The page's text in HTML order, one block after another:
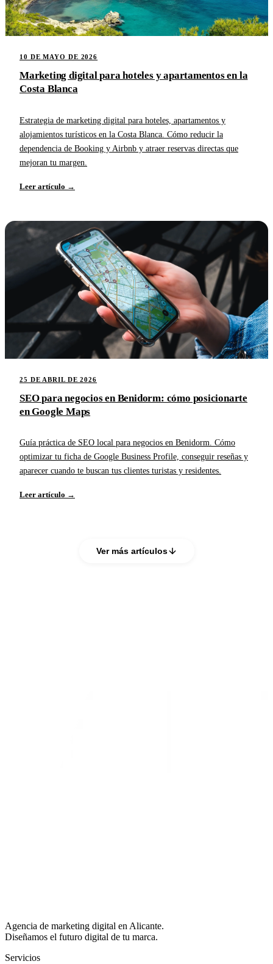
10 DE MAYO DE 2026
Marketing digital para hoteles y apartamentos en la
Costa Blanca
Estrategia de marketing digital para hoteles, apartamentos y
alojamientos turísticos en la Costa Blanca. Cómo reducir la
dependencia de Booking y Airbnb y atraer reservas directas que
mejoran tu margen.
Leer artículo →
25 DE ABRIL DE 2026
SEO para negocios en Benidorm: cómo posicionarte
en Google Maps
Guía práctica de SEO local para negocios en Benidorm. Cómo
optimizar tu ficha de Google Business Profile, conseguir reseñas y
aparecer cuando te buscan tus clientes turistas y residentes.
Leer artículo →
Ver más artículos
Agencia de marketing digital en Alicante.
Diseñamos el futuro digital de tu marca.
Servicios